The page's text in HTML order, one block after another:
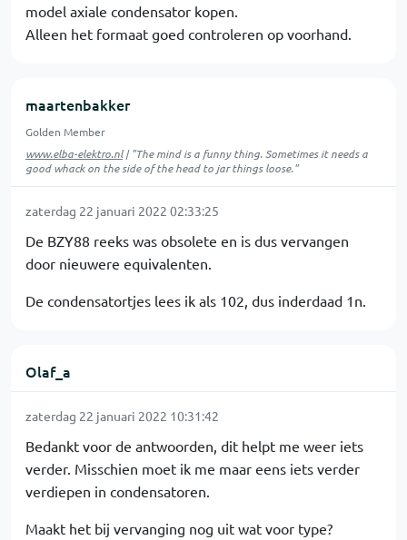
model axiale condensator kopen.
Alleen het formaat goed controleren op voorhand.
maartenbakker
Golden Member
www.elba-elektro.nl| "The mind is a funny thing. Sometimes it needs a
good whack on the side of the head to jar things loose."
zaterdag 22 januari 2022 02:33:25
De BZY88 reeks was obsolete en is dus vervangen
door nieuwere equivalenten.
De condensatortjes lees ik als 102, dus inderdaad 1n.
Olaf_a
zaterdag 22 januari 2022 10:31:42
Bedankt voor de antwoorden, dit helpt me weer iets
verder. Misschien moet ik me maar eens iets verder
verdiepen in condensatoren.
Maakt het bij vervanging nog uit wat voor type?